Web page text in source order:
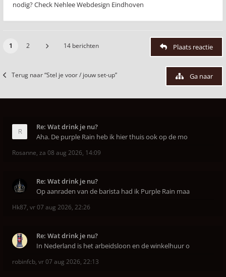
nodig? Check Nehlee Webdesign Eindhoven
1 2 14 berichten Plaats reactie
Terug naar “Stel je voor / jouw set-up” Ga naar
Re: Wat drink je nu?
Aha. De purple Rain heb ik hier thuis ook op de mo
Rosanne, za 08 aug 2026, 14:09
Re: Wat drink je nu?
Op aanraden van de barista had ik Purple Rain maa
Hk87, vr 07 aug 2026, 22:26
Re: Wat drink je nu?
In Nederland is het arbeidsloon en de winkelhuur o
robinfcb, vr 07 aug 2026, 22:13